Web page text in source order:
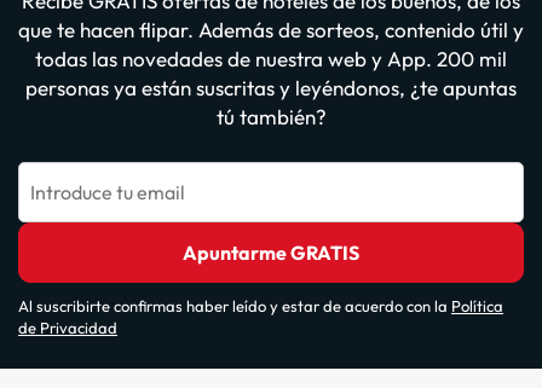
que te hacen flipar. Además de sorteos, contenido útil y
todas las novedades de nuestra web y App. 200 mil
personas ya están suscritas y leyéndonos, ¿te apuntas
tú también?
Introduce tu email
Apuntarme GRATIS
Al suscribirte confirmas haber leído y estar de acuerdo con la Política
de Privacidad